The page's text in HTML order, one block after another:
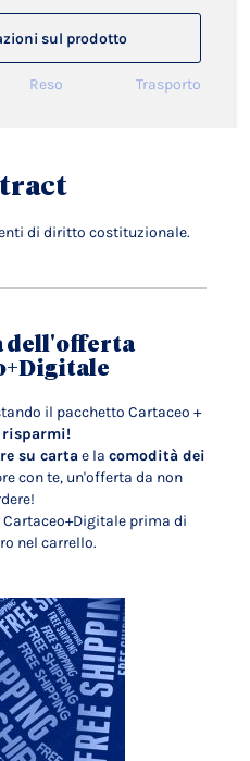
sul prodotto
Reso Trasporto
di diritto costituzionale.
il pacchetto Cartaceo +
risparmi!
su carta e la comodità dei
con te, un'offerta da non
prima di
nel carrello.